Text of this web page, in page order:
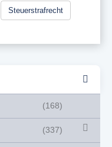
Steuerstrafrecht
(168)
(337)